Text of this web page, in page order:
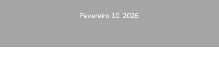
Fevereiro 10, 2026